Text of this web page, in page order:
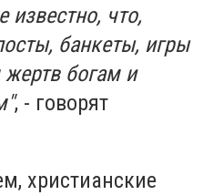
что,
банкеты, игры
жертв богам и
, - говорят
христианские